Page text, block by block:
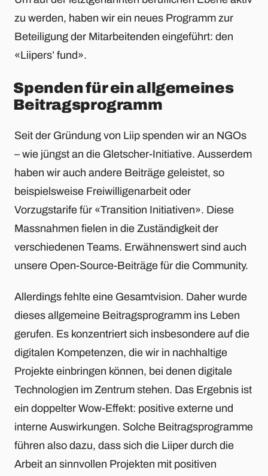
zu werden, haben wir ein neues Programm zur
Beteiligung der Mitarbeitenden eingeführt: den
«Liipers’ fund».
Spenden für ein allgemeines
Beitragsprogramm
Seit der Gründung von Liip spenden wir an NGOs
– wie jüngst an die Gletscher-Initiative. Ausserdem
haben wir auch andere Beiträge geleistet, so
beispielsweise Freiwilligenarbeit oder
Vorzugstarife für «Transition Initiativen». Diese
Massnahmen fielen in die Zuständigkeit der
verschiedenen Teams. Erwähnenswert sind auch
unsere Open-Source-Beiträge für die Community.
Allerdings fehlte eine Gesamtvision. Daher wurde
dieses allgemeine Beitragsprogramm ins Leben
gerufen. Es konzentriert sich insbesondere auf die
digitalen Kompetenzen, die wir in nachhaltige
Projekte einbringen können, bei denen digitale
Technologien im Zentrum stehen. Das Ergebnis ist
ein doppelter Wow-Effekt: positive externe und
interne Auswirkungen. Solche Beitragsprogramme
führen also dazu, dass sich die Liiper durch die
Arbeit an sinnvollen Projekten mit positiven